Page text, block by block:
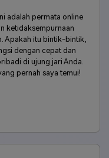
adalah permata online
ketidaksempurnaan
Apakah itu bintik-bintik,
dengan cepat dan
di ujung jari Anda.
pernah saya temui!